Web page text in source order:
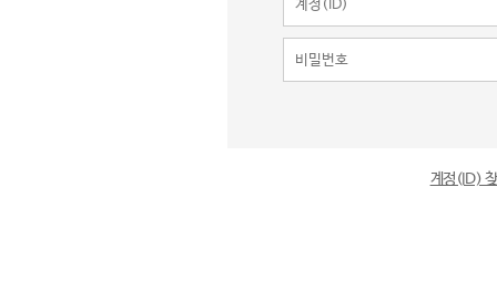
계정(ID)